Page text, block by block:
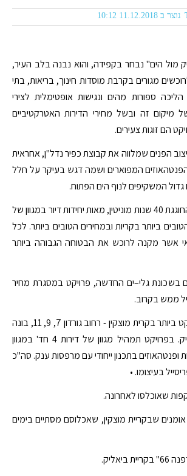
נוצר ב 11.12.2018 10:12
מול הים" נבחר בקפידה, והוא נבנה בלב העיר,
מגורים בקרבת מוסדות חינוך, בריאות, בתי
ספורות מהים ונגישות אופטימלית לצירי
מיקום זה ובשל מחירי הדירות האטרקטיביים
הם זוגות צעירים.
הפנים שמלווה את קבוצת כפיר נדל"ן, אחראית
המפוארים ושמה דגש בעיקר על חלל
המשקיפים לנוף הים הפתוח.
לקבוצת כפיר נדל"ן החוגגת 40 שנות מוניטין, מאות יחידות דיור במגוון של
ביותר בקריות ובמחירים הטובים ביותר. לכל
אשר מקנה לרוכש את הבטוחה הגבוהה ביותר
ים בשכונת גלי–ים החדשה, פרויקט במסגרת מחיר
ממש בקרוב.
• באזור המרכזי והשקט ביותר בקרית מוצקין - רחוב גורדון 7, 9, 11, בונה
החברה 3 בנייני בוטיק. בפרויקט תמהיל מגוון של דירות 4 חד' במגוון
ופנטהאוזים בתכנון ייחודי עם מרפסות ענק. סה"כ
אומנים שבקריית מוצקין, שאכלוסם מסתיים בימים